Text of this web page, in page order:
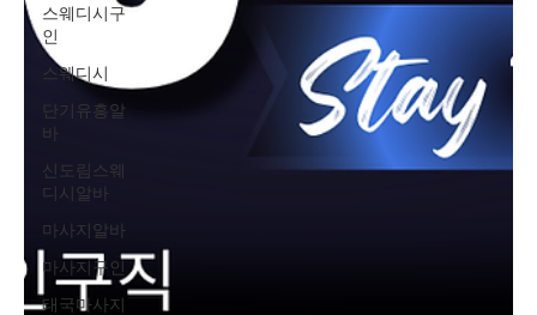
스웨디시구
인
스웨디시
단기유흥알
바
신도림스웨
디시알바
마사지알바
마사지구인
태국마사지